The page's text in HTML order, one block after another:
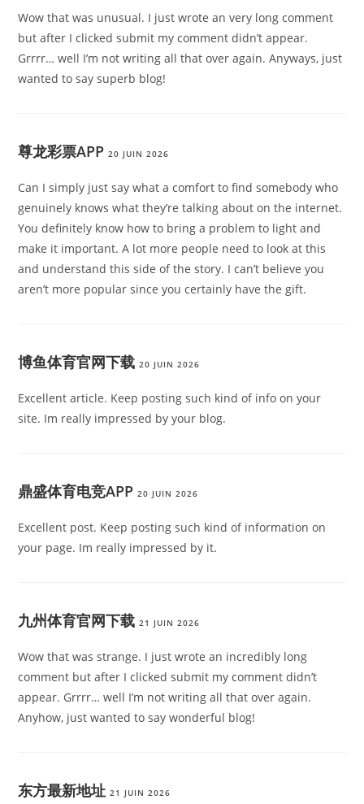
Wow that was unusual. I just wrote an very long comment
but after I clicked submit my comment didn’t appear.
Grrrr… well I’m not writing all that over again. Anyways, just
wanted to say superb blog!
尊龙彩票APP 20 JUIN 2026
Can I simply just say what a comfort to find somebody who
genuinely knows what they’re talking about on the internet.
You definitely know how to bring a problem to light and
make it important. A lot more people need to look at this
and understand this side of the story. I can’t believe you
aren’t more popular since you certainly have the gift.
博鱼体育官网下载 20 JUIN 2026
Excellent article. Keep posting such kind of info on your
site. Im really impressed by your blog.
鼎盛体育电竞APP 20 JUIN 2026
Excellent post. Keep posting such kind of information on
your page. Im really impressed by it.
九州体育官网下载 21 JUIN 2026
Wow that was strange. I just wrote an incredibly long
comment but after I clicked submit my comment didn’t
appear. Grrrr… well I’m not writing all that over again.
Anyhow, just wanted to say wonderful blog!
东方最新地址 21 JUIN 2026